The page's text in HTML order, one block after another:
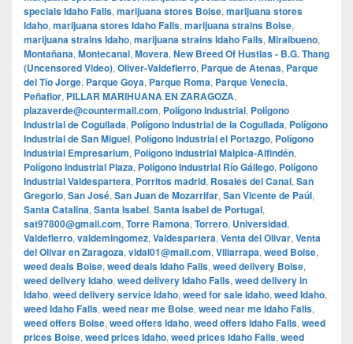
specials Idaho Falls, marijuana stores Boise, marijuana stores
Idaho, marijuana stores Idaho Falls, marijuana strains Boise,
marijuana strains Idaho, marijuana strains Idaho Falls, Miralbueno,
Montañana, Montecanal, Movera, New Breed Of Hustlas - B.G. Thang
(Uncensored Video), Oliver-Valdefierro, Parque de Atenas, Parque
del Tío Jorge, Parque Goya, Parque Roma, Parque Venecia,
Peñaflor, PILLAR MARIHUANA EN ZARAGOZA,
plazaverde@countermail.com, Polígono Industrial, Polígono
Industrial de Cogullada, Polígono Industrial de la Cogullada, Polígono
Industrial de San Miguel, Polígono Industrial el Portazgo, Polígono
Industrial Empresarium, Polígono Industrial Malpica-Alfindén,
Polígono Industrial Plaza, Polígono Industrial Río Gállego, Polígono
Industrial Valdespartera, Porritos madrid, Rosales del Canal, San
Gregorio, San José, San Juan de Mozarrifar, San Vicente de Paúl,
Santa Catalina, Santa Isabel, Santa Isabel de Portugal,
sat97800@gmail.com, Torre Ramona, Torrero, Universidad,
Valdefierro, valdemingomez, Valdespartera, Venta del Olivar, Venta
del Olivar en Zaragoza, vidal01@mail.com, Villarrapa, weed Boise,
weed deals Boise, weed deals Idaho Falls, weed delivery Boise,
weed delivery Idaho, weed delivery Idaho Falls, weed delivery in
Idaho, weed delivery service Idaho, weed for sale Idaho, weed Idaho,
weed Idaho Falls, weed near me Boise, weed near me Idaho Falls,
weed offers Boise, weed offers Idaho, weed offers Idaho Falls, weed
prices Boise, weed prices Idaho, weed prices Idaho Falls, weed